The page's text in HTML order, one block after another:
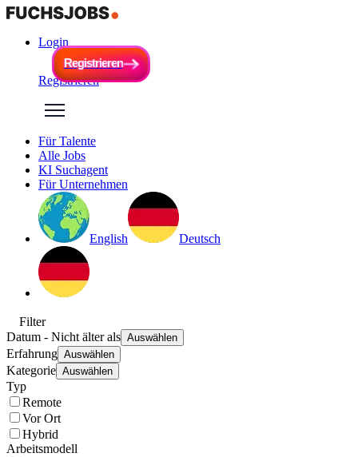
Login
Registrieren
Registrieren
Registrieren
Für Talente
Alle Jobs
KI Suchagent
Für Unternehmen
English Deutsch
Filter
Datum - Nicht älter als Auswählen
Erfahrung Auswählen
Kategorie Auswählen
Typ
Remote
Vor Ort
Hybrid
Arbeitsmodell